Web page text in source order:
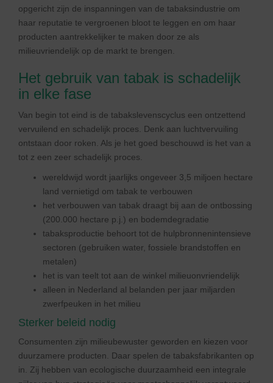
opgericht zijn de inspanningen van de tabaksindustrie om
haar reputatie te vergroenen bloot te leggen en om haar
producten aantrekkelijker te maken door ze als
milieuvriendelijk op de markt te brengen.
Het gebruik van tabak is schadelijk
in elke fase
Van begin tot eind is de tabakslevenscyclus een ontzettend
vervuilend en schadelijk proces. Denk aan luchtvervuiling
ontstaan door roken. Als je het goed beschouwd is het van a
tot z een zeer schadelijk proces.
wereldwijd wordt jaarlijks ongeveer 3,5 miljoen hectare
land vernietigd om tabak te verbouwen
het verbouwen van tabak draagt bij aan de ontbossing
(200.000 hectare p.j.) en bodemdegradatie
tabaksproductie behoort tot de hulpbronnenintensieve
sectoren (gebruiken water, fossiele brandstoffen en
metalen)
het is van teelt tot aan de winkel milieuonvriendelijk
alleen in Nederland al belanden per jaar miljarden
zwerfpeuken in het milieu
Sterker beleid nodig
Consumenten zijn milieubewuster geworden en kiezen voor
duurzamere producten. Daar spelen de tabaksfabrikanten op
in. Zij hebben van ecologische duurzaamheid een integrale